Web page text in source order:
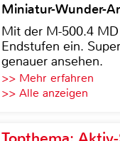
Miniatur-Wunder-
Mit der M-500.4
Endstufen ein.
genauer ansehen.
>> Mehr erfahren
>> Alle anzeigen